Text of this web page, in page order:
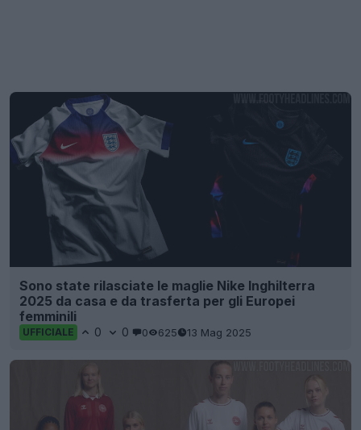
Sono state rilasciate le maglie Nike Inghilterra
2025 da casa e da trasferta per gli Europei
femminili
UFFICIALE 0 0 0 625 13 Mag 2025